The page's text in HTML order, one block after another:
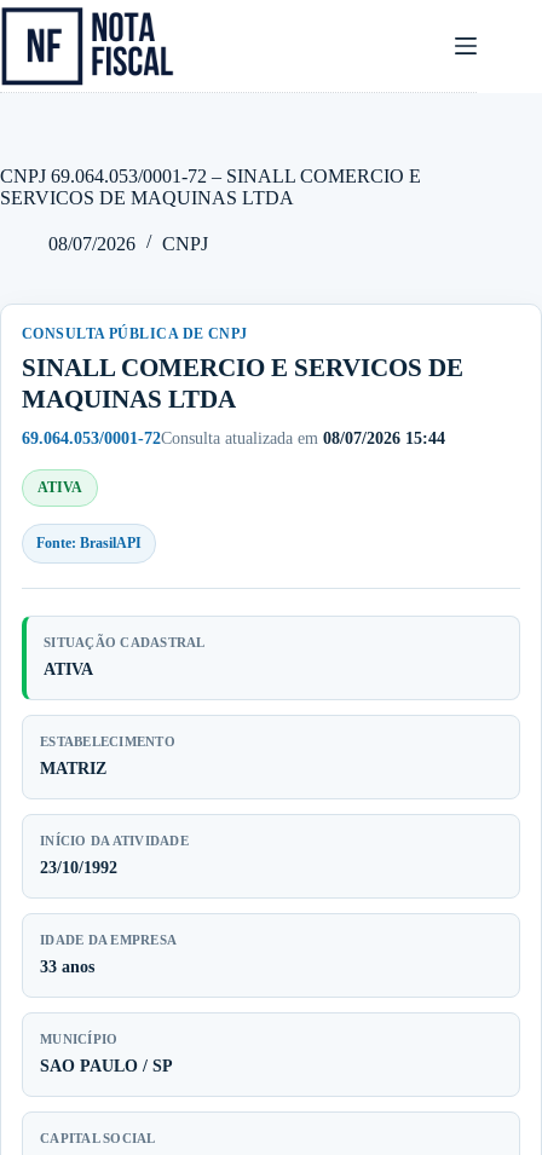
Pular
para
CNPJ 69.064.053/0001-72 – SINALL COMERCIO E
SERVICOS DE MAQUINAS LTDA
08/07/2026 CNPJ
CONSULTA PÚBLICA DE CNPJ
SINALL COMERCIO E SERVICOS DE
MAQUINAS LTDA
69.064.053/0001-72Consulta atualizada em 08/07/2026 15:44
ATIVA
Fonte: BrasilAPI
SITUAÇÃO CADASTRAL
ATIVA
ESTABELECIMENTO
MATRIZ
INÍCIO DA ATIVIDADE
23/10/1992
IDADE DA EMPRESA
33 anos
MUNICÍPIO
SAO PAULO / SP
CAPITAL SOCIAL